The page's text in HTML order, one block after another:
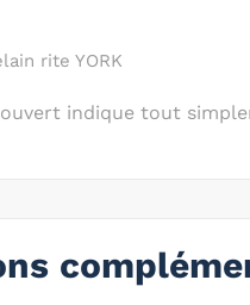
rite YORK
indique tout